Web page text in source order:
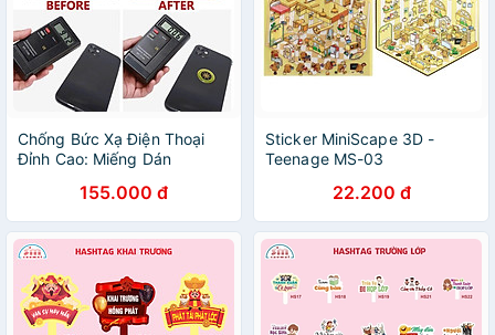
Chống Bức Xạ Điện Thoại
Đỉnh Cao: Miếng Dán
và Hiệu Quả155.000 đ
Sticker MiniScape 3D -
Teenage MS-03
22.200 đ